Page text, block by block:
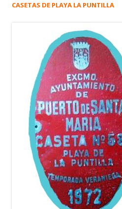
CASETAS DE PLAYA LA PUNTILLA